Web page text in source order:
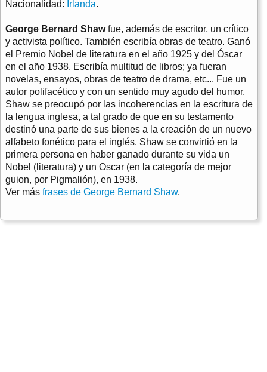
Nacionalidad: Irlanda.
George Bernard Shawfue, además de escritor, un crítico
y activista político. También escribía obras de teatro. Ganó
el Premio Nobel de literatura en el año 1925 y del Óscar
en el año 1938. Escribía multitud de libros; ya fueran
novelas, ensayos, obras de teatro de drama, etc... Fue un
autor polifacético y con un sentido muy agudo del humor.
Shaw se preocupó por las incoherencias en la escritura de
la lengua inglesa, a tal grado de que en su testamento
destinó una parte de sus bienes a la creación de un nuevo
alfabeto fonético para el inglés. Shaw se convirtió en la
primera persona en haber ganado durante su vida un
Nobel (literatura) y un Oscar (en la categoría de mejor
guion, por Pigmalión), en 1938.
Ver más frases de George Bernard Shaw.